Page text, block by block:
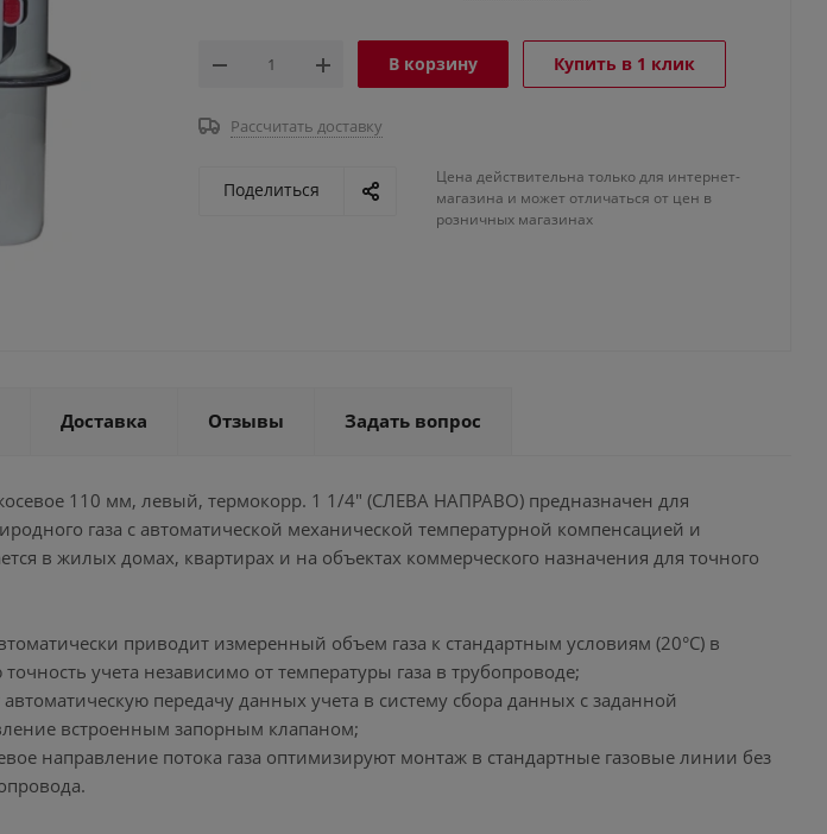
В корзину Купить в 1 клик
Рассчитать доставку
Поделиться
Цена действительна только для интернет-
магазина и может отличаться от цен в
розничных магазинах
Доставка Отзывы Задать вопрос
110 мм, левый, термокорр. 1 1/4" (СЛЕВА НАПРАВО) предназначен для
газа с автоматической механической температурной компенсацией и
в жилых домах, квартирах и на объектах коммерческого назначения для точного
приводит измеренный объем газа к стандартным условиям (20°C) в
учета независимо от температуры газа в трубопроводе;
передачу данных учета в систему сбора данных с заданной
встроенным запорным клапаном;
направление потока газа оптимизируют монтаж в стандартные газовые линии без